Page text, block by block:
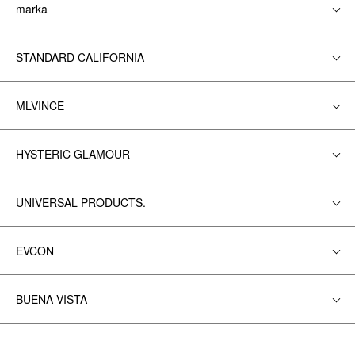
marka
STANDARD CALIFORNIA
MLVINCE
HYSTERIC GLAMOUR
UNIVERSAL PRODUCTS.
EVCON
BUENA VISTA